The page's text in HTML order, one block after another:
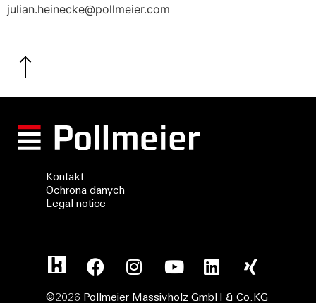
julian.heinecke@pollmeier.com
Kontakt
Ochrona danych
Legal notice
©2026 Pollmeier Massivholz GmbH & Co.KG